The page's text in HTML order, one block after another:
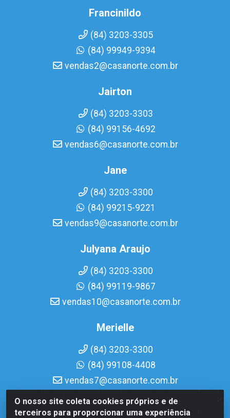
O nosso site coleta cookies próprios e de
terceiros para proporcionar uma experiência
Francinildo
(84) 3203-3305
(84) 99949-9394
vendas2@casanorte.com.br
Jairton
(84) 3203-3303
(84) 99156-4692
vendas6@casanorte.com.br
Jane
(84) 3203-3300
(84) 99215-9221
vendas9@casanorte.com.br
Julyana Araujo
(84) 3203-3300
(84) 99119-9867
vendas10@casanorte.com.br
Merielle
(84) 3203-3300
(84) 99108-4408
vendas7@casanorte.com.br
Casa Norte LTDA - Av. Interventor Mário Câmara, 1815 -